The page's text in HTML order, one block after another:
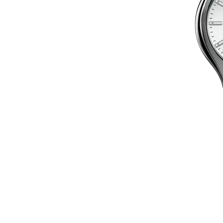
Sisteme
Accesorii